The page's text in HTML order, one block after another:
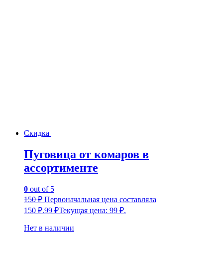
Скидка
Пуговица от комаров в
ассортименте
0 out of 5
150₽ Первоначальная цена составляла
150 ₽.99 ₽Текущая цена: 99 ₽.
Нет в наличии